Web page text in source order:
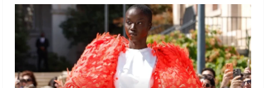
1
2
Moda vende US$63,7 bilhões em
produtos licenciados
6 de agosto de 2026